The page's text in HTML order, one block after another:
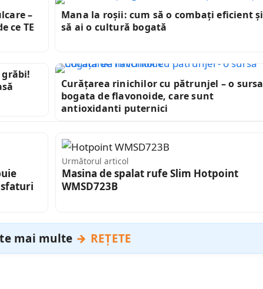
–
ce TE
Mana la roșii: cum să o combați eficient și
să ai o cultură bogată
Curățarea rinichilor cu pătrunjel – o sursa
bogata de flavonoide, care sunt
antioxidanti puternici
Următorul articol
Masina de spalat rufe Slim Hotpoint
WMSD723B
mai multe REȚETE